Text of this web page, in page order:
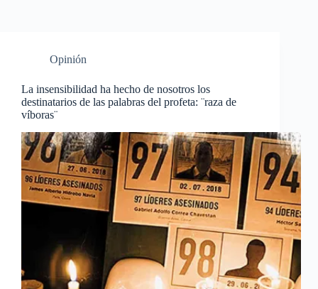
Opinión
La insensibilidad ha hecho de nosotros los
destinatarios de las palabras del profeta: ¨raza de
víboras¨